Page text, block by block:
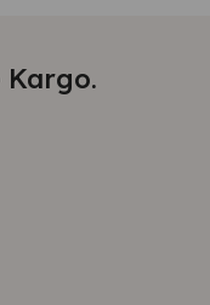
Kargo.